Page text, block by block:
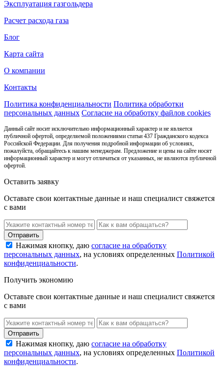
Эксплуатация газгольдера
Расчет расхода газа
Блог
Карта сайта
О компании
Контакты
Политика конфиденциальности Политика обработки
персональных данных Согласие на обработку файлов cookies
Данный сайт носит исключительно информационный характер и не является
публичной офертой, определяемой положениями статьи 437 Гражданского кодекса
Российской Федерации. Для получения подробной информации об условиях,
пожалуйста, обращайтесь к нашим менеджерам. Предложение и цены на сайте носят
информационный характер и могут отличаться от указанных, не являются публичной
офертой.
Оставить заявку
Оставьте свои контактные данные и наш специалист свяжется
с вами
Нажимая кнопку, даю согласие на обработку
персональных данных, на условиях определенных Политикой
конфиденциальности.
Получить экономию
Оставьте свои контактные данные и наш специалист свяжется
с вами
Нажимая кнопку, даю согласие на обработку
персональных данных, на условиях определенных Политикой
конфиденциальности.